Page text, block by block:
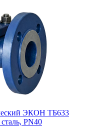
ЭКОН ТБ633
PN40